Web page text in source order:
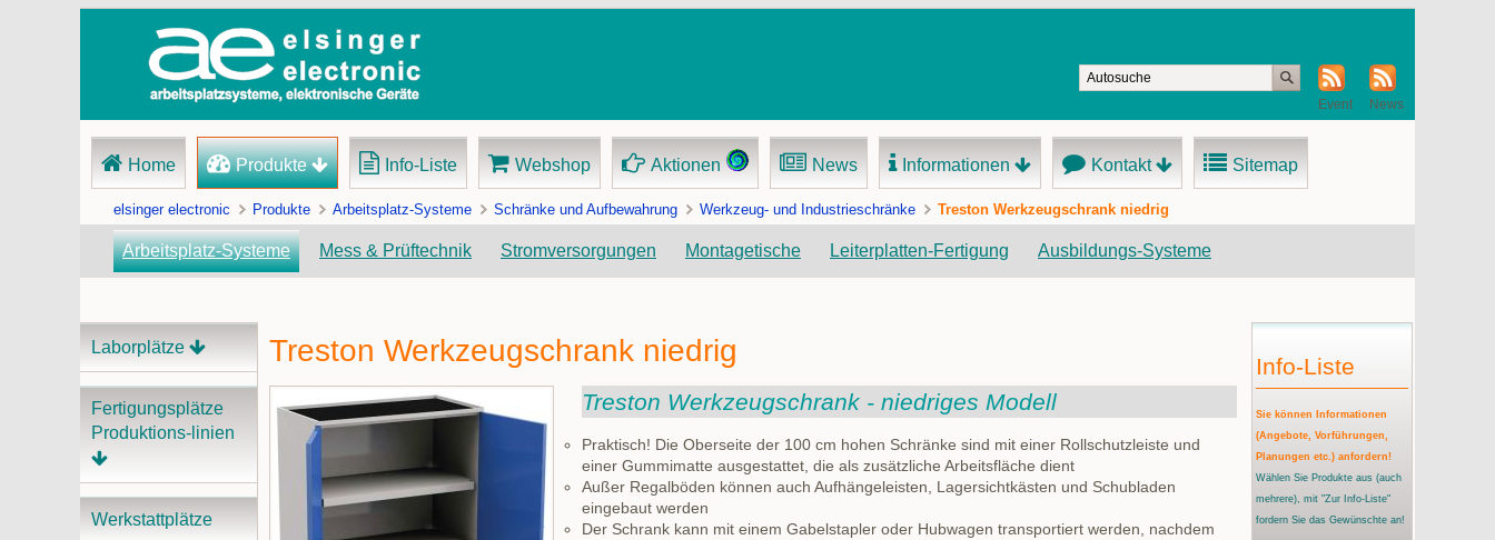
News
Event
überspringen
Home Produkte Info-Liste Webshop Aktionen News Informationen Kontakt Sitemap
elsinger electronic Produkte Arbeitsplatz-Systeme Schränke und Aufbewahrung Werkzeug- und Industrieschränke Treston Werkzeugschrank niedrig
überspringen
Arbeitsplatz-Systeme Mess & Prüftechnik Stromversorgungen Montagetische Leiterplatten-Fertigung Ausbildungs-Systeme
Treston Werkzeugschrank niedrig
Treston Werkzeugschrank - niedriges Modell
Praktisch! Die Oberseite der 100 cm hohen Schränke sind mit einer Rollschutzleiste und
einer Gummimatte ausgestattet, die als zusätzliche Arbeitsfläche dient
Außer Regalböden können auch Aufhängeleisten, Lagersichtkästen und Schubladen
eingebaut werden
Der Schrank kann mit einem Gabelstapler oder Hubwagen transportiert werden, nachdem
Navigation
überspringen
Laborplätze
Fertigungsplätze
Produktions-linien
Werkstattplätze
Info-Liste
Sie können Informationen
(Angebote, Vorführungen,
Planungen etc.) anfordern!
Wählen Sie Produkte aus (auch
mehrere), mit "Zur Info-Liste"
fordern Sie das Gewünschte an!